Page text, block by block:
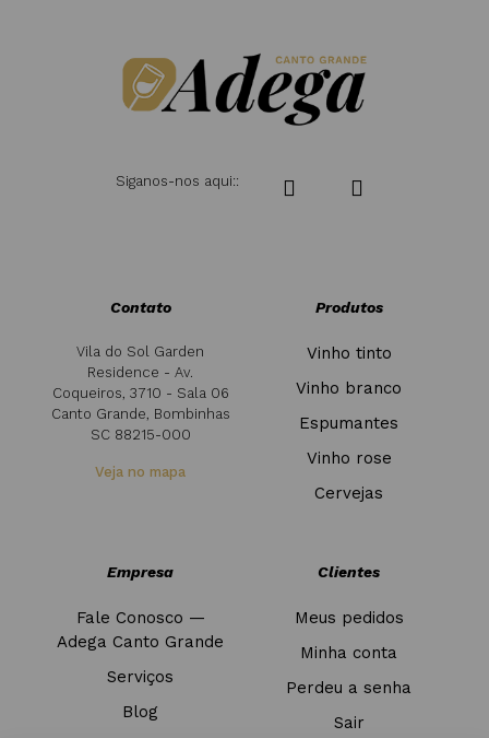
Siganos-nos aqui::
Contato
Vila do Sol Garden
Residence - Av.
Coqueiros, 3710 - Sala 06
Canto Grande, Bombinhas
SC 88215-000
Veja no mapa
Produtos
Vinho tinto
Vinho branco
Espumantes
Vinho rose
Cervejas
Empresa
Fale Conosco —
Adega Canto Grande
Serviços
Blog
Clientes
Meus pedidos
Minha conta
Perdeu a senha
Sair